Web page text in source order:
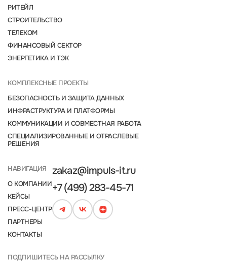
РИТЕЙЛ
СТРОИТЕЛЬСТВО
ТЕЛЕКОМ
ФИНАНСОВЫЙ СЕКТОР
ЭНЕРГЕТИКА И ТЭК
НАВИГАЦИЯ
О КОМПАНИИ
КЕЙСЫ
ПРЕСС-ЦЕНТР
ПАРТНЕРЫ
КОНТАКТЫ
zakaz@impuls-it.ru
+7 (499) 283-45-71
КОМПЛЕКСНЫЕ ПРОЕКТЫ
БЕЗОПАСНОСТЬ И ЗАЩИТА ДАННЫХ
ИНФРАСТРУКТУРА И ПЛАТФОРМЫ
КОММУНИКАЦИИ И СОВМЕСТНАЯ РАБОТА
СПЕЦИАЛИЗИРОВАННЫЕ И ОТРАСЛЕВЫЕ
РЕШЕНИЯ
ПОДПИШИТЕСЬ НА РАССЫЛКУ